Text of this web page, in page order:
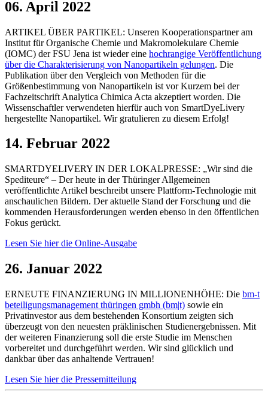
06. April 2022
ARTIKEL ÜBER PARTIKEL: Unseren Kooperationspartner am
Institut für Organische Chemie und Makromolekulare Chemie
(IOMC) der FSU Jena ist wieder eine hochrangige Veröffentlichung
über die Charakterisierung von Nanopartikeln gelungen. Die
Publikation über den Vergleich von Methoden für die
Größenbestimmung von Nanopartikeln ist vor Kurzem bei der
Fachzeitschrift Analytica Chimica Acta akzeptiert worden. Die
Wissenschaftler verwendeten hierfür auch von SmartDyeLivery
hergestellte Nanopartikel. Wir gratulieren zu diesem Erfolg!
14. Februar 2022
SMARTDYELIVERY IN DER LOKALPRESSE: „Wir sind die
Spediteure“ – Der heute in der Thüringer Allgemeinen
veröffentlichte Artikel beschreibt unsere Plattform-Technologie mit
anschaulichen Bildern. Der aktuelle Stand der Forschung und die
kommenden Herausforderungen werden ebenso in den öffentlichen
Fokus gerückt.
Lesen Sie hier die Online-Ausgabe
26. Januar 2022
ERNEUTE FINANZIERUNG IN MILLIONENHÖHE: Die bm-t
beteiligungsmanagement thüringen gmbh (bm|t) sowie ein
Privatinvestor aus dem bestehenden Konsortium zeigten sich
überzeugt von den neuesten präklinischen Studienergebnissen. Mit
der weiteren Finanzierung soll die erste Studie im Menschen
vorbereitet und durchgeführt werden. Wir sind glücklich und
dankbar über das anhaltende Vertrauen!
Lesen Sie hier die Pressemitteilung